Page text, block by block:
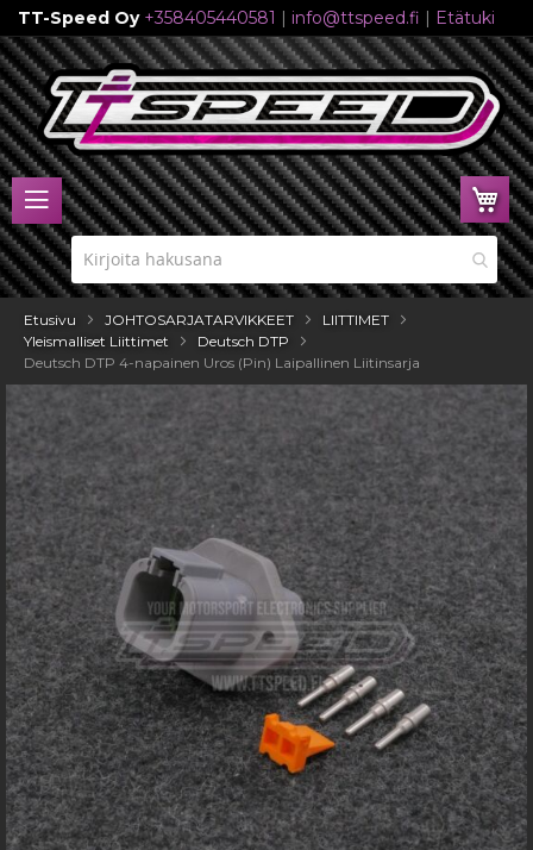
TT-Speed Oy +358405440581 | info@ttspeed.fi | Etätuki
Skip
to
Content
Etusivu JOHTOSARJATARVIKKEET
LIITTIMET
Yleismalliset Liittimet
Deutsch DTP
Deutsch DTP 4-napainen Uros (Pin) Laipallinen Liitinsarja
Skip
to
the
end
of
the
images
gallery